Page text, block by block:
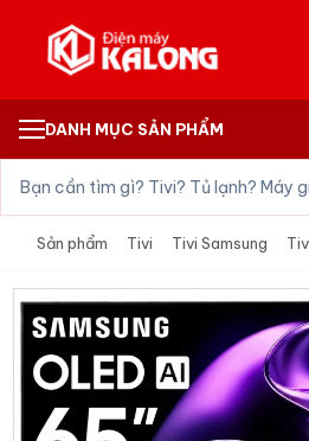
DANH MỤC SẢN PHẨM
Sản phẩm Tivi Tivi Samsung